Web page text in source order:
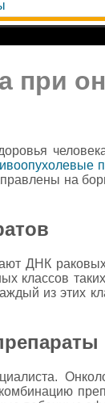
при
на
ДНК раковых
классов
из этих